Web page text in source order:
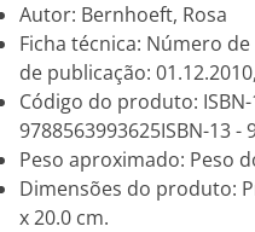
Autor: Bernhoeft, Rosa
Ficha técnica: Número
de publicação:
Código do produto:
9788563993625ISBN-13 -
Peso aproximado: Peso
Dimensões do produto:
x 20.0 cm.